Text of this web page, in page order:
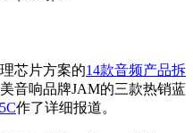
芯片方案的14款音频产品拆
音响品牌JAM的三款热销蓝
作了详细报道。